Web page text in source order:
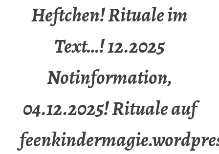
Heftchen! Rituale im
Text…! 12.2025
Notinformation,
04.12.2025! Rituale auf